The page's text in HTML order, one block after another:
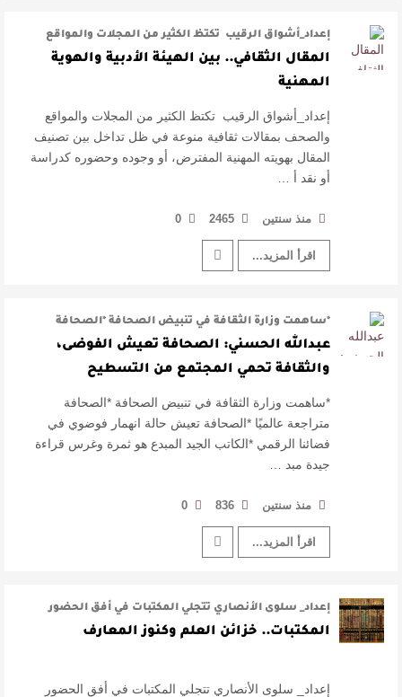
إعداد_أشواق الرقيب تكتظ الكثير من المجلات والمواقع
والصحف بمقالات ثقافية منوعة …
المقال الثقافي.. بين الهيئة الأدبية والهوية
المهنية
إعداد_أشواق الرقيب تكتظ الكثير من المجلات والمواقع
والصحف بمقالات ثقافية منوعة في ظل تداخل بين تصنيف
المقال بهويته المهنية المفترض، أو وجوده وحضوره كدراسة
أو نقد أ …
منذ سنتين 2465
0
اقرأ المزيد...
*ساهمت وزارة الثقافة في تنبيض الصحافة *الصحافة
متراجعة عالميًا *الصحافة تعيش حال …
عبدالله الحسني: الصحافة تعيش الفوضى،
والثقافة تحمي المجتمع من التسطيح
*ساهمت وزارة الثقافة في تنبيض الصحافة *الصحافة
متراجعة عالميًا *الصحافة تعيش حالة انهمار فوضوي في
فضائنا الرقمي *الكاتب الجيد المبدع هو ثمرة وغرس قراءة
جيدة مبد …
منذ سنتين 836
0
اقرأ المزيد...
إعداد_ سلوى الأنصاري ‏تتجلي المكتبات في أفق الحضور
لتكون شاهدة على الأزمنة وماكث …
المكتبات.. خزائن العلم وكنوز المعارف
إعداد_ سلوى الأنصاري ‏تتجلي المكتبات في أفق الحضور